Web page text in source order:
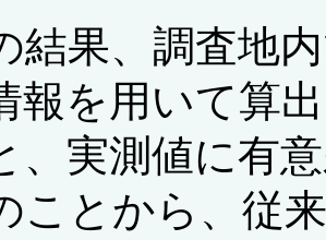
結果、調査地
報を用いて算
、実測値に有
ことから、従